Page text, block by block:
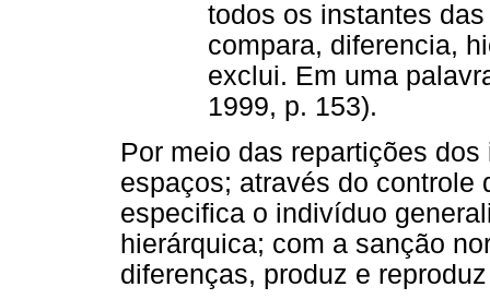
todos os instantes
compara, diferencia,
exclui. Em uma
1999, p. 153).
Por meio das repartições
espaços; através do controle
especifica o indivíduo
hierárquica; com a sanção
diferenças, produz e